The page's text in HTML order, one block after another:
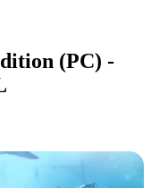
(PC) -